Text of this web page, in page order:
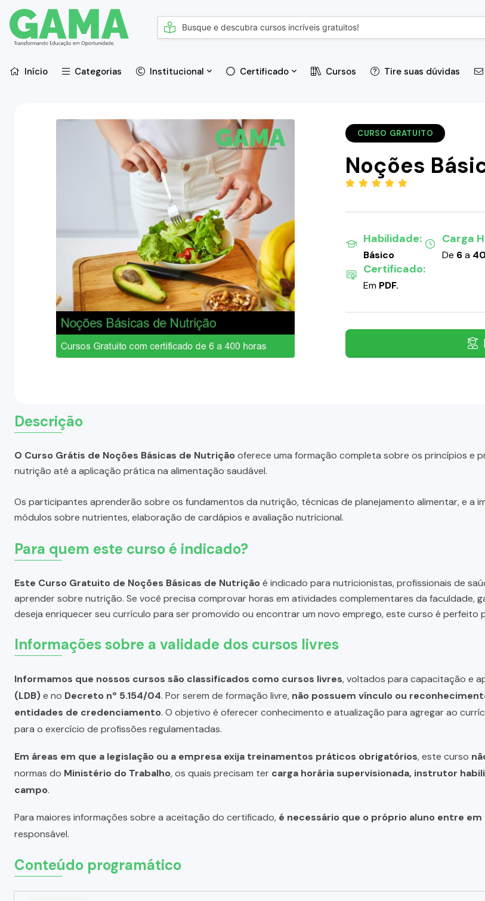
Início Categorias Institucional Certificado Cursos Tire suas dúvidas
CURSO GRATUITO
Noções
Habilidade:
Básico
Carga
De 6a
Certificado:
Em PDF.
Descrição
O Curso Grátis de Noções Básicas de Nutriçãooferece uma formação completa sobre os princípios e
nutrição até a aplicação prática na alimentação saudável.
Os participantes aprenderão sobre os fundamentos da nutrição, técnicas de planejamento alimentar, e a
módulos sobre nutrientes, elaboração de cardápios e avaliação nutricional.
Para quem este curso é indicado?
Este Curso Gratuito de Noções Básicas de Nutriçãoé indicado para nutricionistas, profissionais de
aprender sobre nutrição. Se você precisa comprovar horas em atividades complementares da faculdade,
deseja enriquecer seu currículo para ser promovido ou encontrar um novo emprego, este curso é perfeito
Informações sobre a validade dos cursos livres
Informamos que nossos cursos são classificados como cursos livres, voltados para capacitação e
(LDB)e no Decreto nº 5.154/04. Por serem de formação livre, não possuem vínculo ou
entidades de credenciamento. O objetivo é oferecer conhecimento e atualização para agregar ao
para o exercício de profissões regulamentadas.
Em áreas em que a legislação ou a empresa exija treinamentos práticos obrigatórios, este curso
normas do Ministério do Trabalho, os quais precisam ter carga horária supervisionada, instrutor
campo.
Para maiores informações sobre a aceitação do certificado, é necessário que o próprio aluno entre
responsável.
Conteúdo programático